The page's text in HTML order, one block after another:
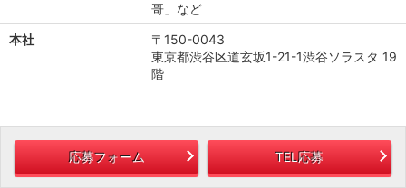
哥」など
本社
〒150-0043
東京都渋谷区道玄坂1-21-1渋谷ソラスタ 19
階
応募フォーム TEL応募